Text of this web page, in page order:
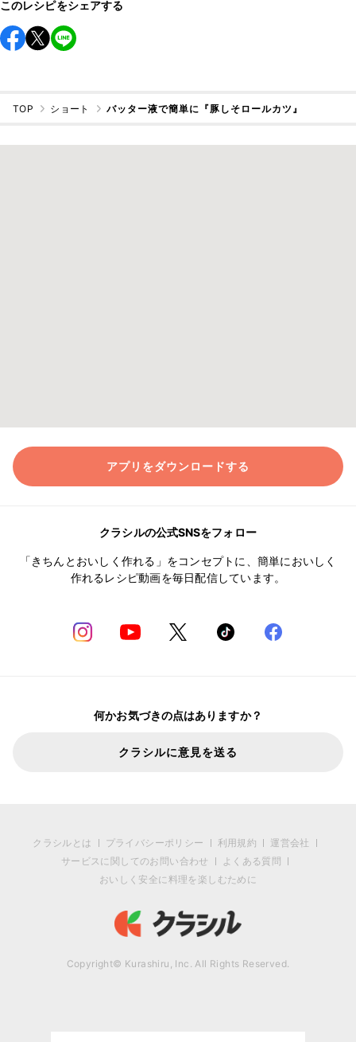
このレシピをシェアする
TOP ショート バッター液で簡単に『豚しそロールカツ』
アプリをダウンロードする
クラシルの公式SNSをフォロー
「きちんとおいしく作れる」をコンセプトに、簡単においしく
作れるレシピ動画を毎日配信しています。
何かお気づきの点はありますか？
クラシルに意見を送る
クラシルとは プライバシーポリシー 利用規約
運営会社
サービスに関してのお問い合わせ
よくある質問
おいしく安全に料理を楽しむために
Copyright© Kurashiru, Inc. All Rights Reserved.